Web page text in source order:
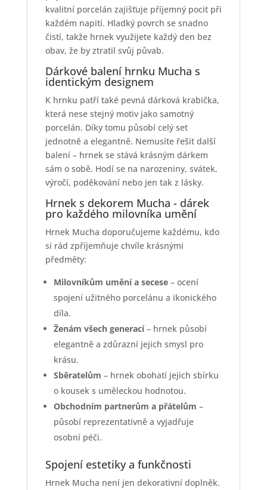
kvalitní porcelán zajišťuje příjemný pocit při
každém napití. Hladký povrch se snadno
čistí, takže hrnek využijete každý den bez
obav, že by ztratil svůj půvab.
Dárkové balení hrnku Mucha s
identickým designem
K hrnku patří také pevná dárková krabička,
která nese stejný motiv jako samotný
porcelán. Díky tomu působí celý set
jednotně a elegantně. Nemusíte řešit další
balení – hrnek se stává krásným dárkem
sám o sobě. Hodí se na narozeniny, svátek,
výročí, poděkování nebo jen tak z lásky.
Hrnek s dekorem Mucha - dárek
pro každého milovníka umění
Hrnek Mucha doporučujeme každému, kdo
si rád zpříjemňuje chvíle krásnými
předměty:
Milovníkům umění a secese– ocení
spojení užitného porcelánu a ikonického
díla.
Ženám všech generací– hrnek působí
elegantně a zdůrazní jejich smysl pro
krásu.
Sběratelům – hrnek obohatí jejich sbírku
o kousek s uměleckou hodnotou.
Obchodním partnerům a přátelům –
působí reprezentativně a vyjadřuje
osobní péči.
Spojení estetiky a funkčnosti
Hrnek Mucha není jen dekorativní doplněk.